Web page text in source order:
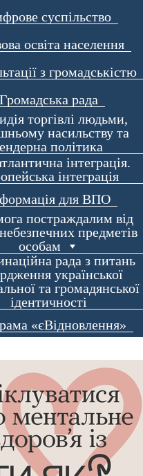
суспільство
освіта населення
з громадськістю
Громадська рада
торгівлі людьми,
насильству та
політика
інтеграція.
інтеграція
для ВПО
постраждалим від
предметів
особам
рада з питань
української
та громадянської
ідентичності
«єВідновлення»